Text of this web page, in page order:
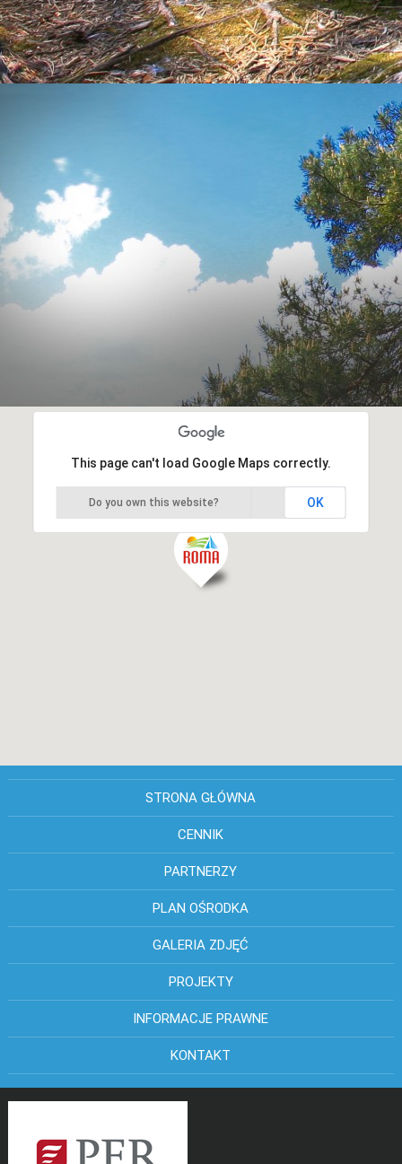
This page can't load Google Maps correctly.
Do you own this website? OK
STRONA GŁÓWNA
CENNIK
PARTNERZY
PLAN OŚRODKA
GALERIA ZDJĘĆ
PROJEKTY
INFORMACJE PRAWNE
KONTAKT